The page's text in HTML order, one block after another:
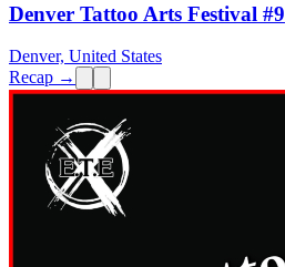
Denver Tattoo Arts Festival #9
Denver, United States
Recap →